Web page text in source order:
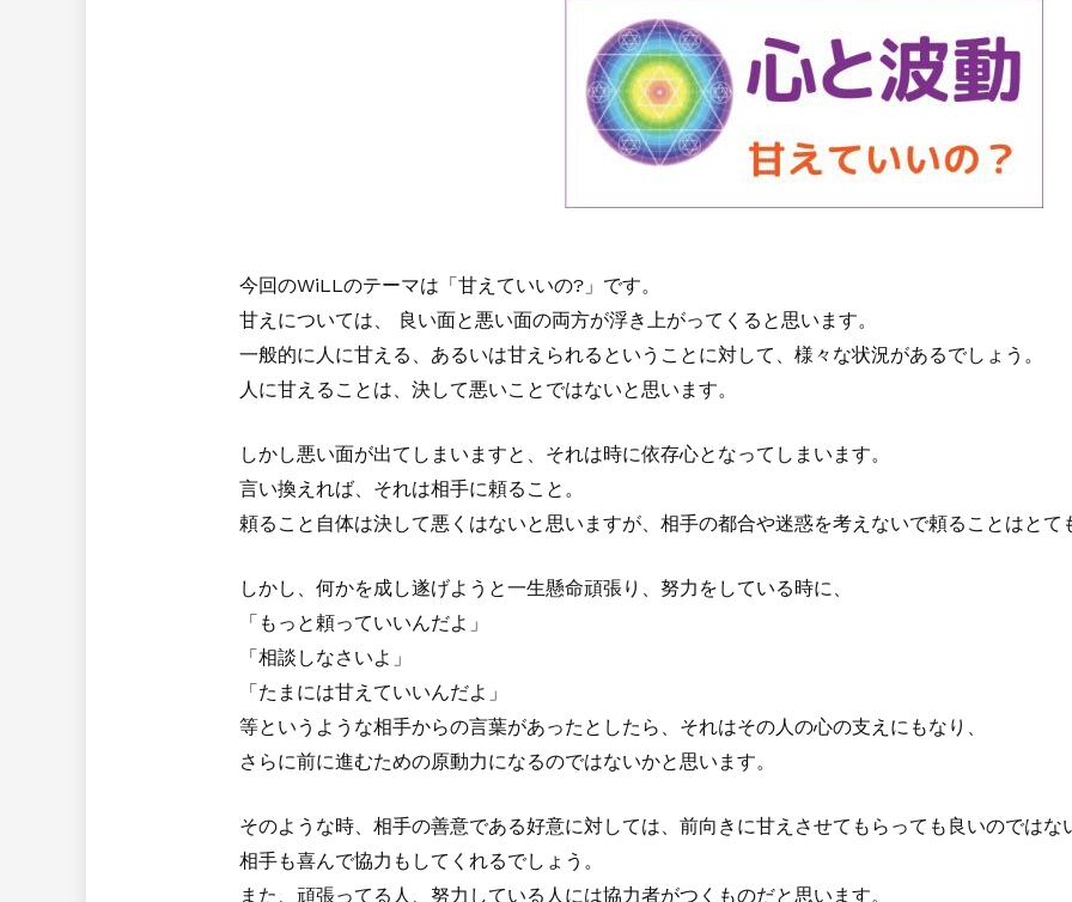
今回のWiLLのテーマは「甘えていいの?」です。
甘えについては、 良い面と悪い面の両方が浮き上がってくると思います。
一般的に人に甘える、あるいは甘えられるということに対して、様々な状況があるでしょう。
人に甘えることは、決して悪いことではないと思います。
しかし悪い面が出てしまいますと、それは時に依存心となってしまいます。
言い換えれば、それは相手に頼ること。
頼ること自体は決して悪くはないと思いますが、相手の都合や迷惑を考えないで頼ることはとて
しかし、何かを成し遂げようと一生懸命頑張り、努力をしている時に、
「もっと頼っていいんだよ」
「相談しなさいよ」
「たまには甘えていいんだよ」
等というような相手からの言葉があったとしたら、それはその人の心の支えにもなり、
さらに前に進むための原動力になるのではないかと思います。
そのような時、相手の善意である好意に対しては、前向きに甘えさせてもらっても良いのではな
相手も喜んで協力もしてくれるでしょう。
また、頑張ってる人、努力している人には協力者がつくものだと思います。